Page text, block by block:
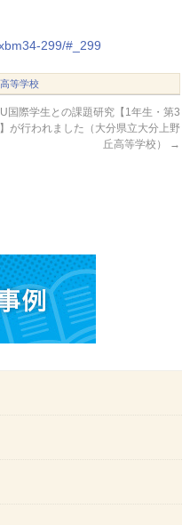
299/#_299
等学校
国際学生との課題研究【1年生・第3
が行われました（大分県立大分上野
丘高等学校）
→